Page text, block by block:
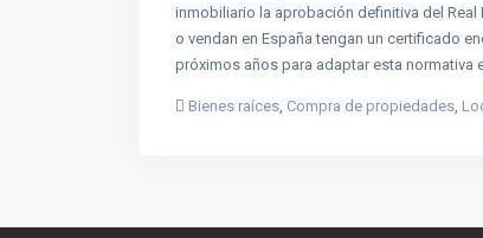
inmobiliario la aprobación definitiva del
o vendan en España tengan un certificado
próximos años para adaptar esta normativa
Bienes raíces, Compra de propiedades,